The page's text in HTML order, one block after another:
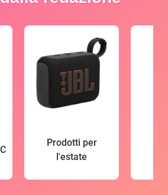
Prodotti per
l'estate